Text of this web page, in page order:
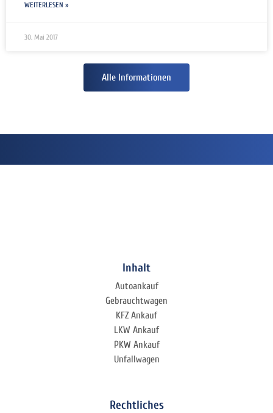
WEITERLESEN »
30. Mai 2017
Alle Informationen
Inhalt
Autoankauf
Gebrauchtwagen
KFZ Ankauf
LKW Ankauf
PKW Ankauf
Unfallwagen
Rechtliches